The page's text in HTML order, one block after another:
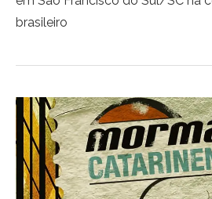
brasileiro